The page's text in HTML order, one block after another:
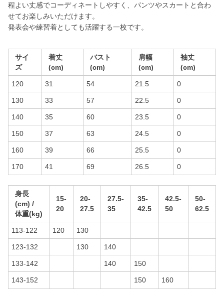
程よい丈感でコーディネートしやすく、パンツやスカートと合わ
せてお楽しみいただけます。
発表会や練習着としても活躍する一枚です。
サイ
ズ
着丈
(cm)
バスト
(cm)
肩幅
(cm)
袖丈
(cm)
120 31 54 21.5 0
130 33 57 22.5 0
140 35 60 23.5 0
150 37 63 24.5 0
160 39 66 25.5 0
170 41 69 26.5 0
身長
(cm) /
体重(kg)
15-
20
20-
27.5
27.5-
35
35-
42.5
42.5-
50
50-
62.5
113-122 120 130
123-132 130 140
133-142 140 150
143-152 150 160